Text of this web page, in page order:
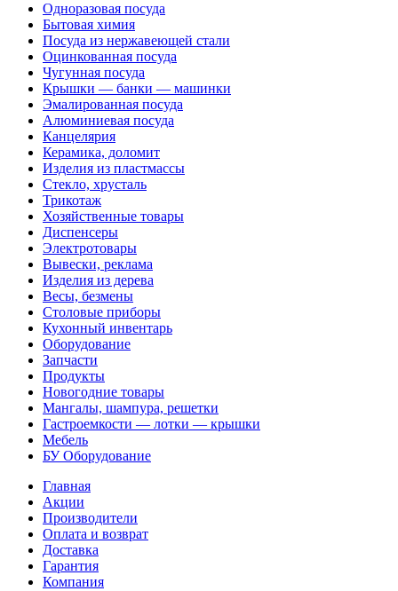
Одноразовая посуда
Бытовая химия
Посуда из нержавеющей стали
Оцинкованная посуда
Чугунная посуда
Крышки — банки — машинки
Эмалированная посуда
Алюминиевая посуда
Канцелярия
Керамика, доломит
Изделия из пластмассы
Стекло, хрусталь
Трикотаж
Хозяйственные товары
Диспенсеры
Электротовары
Вывески, реклама
Изделия из дерева
Весы, безмены
Столовые приборы
Кухонный инвентарь
Оборудование
Запчасти
Продукты
Новогодние товары
Мангалы, шампура, решетки
Гастроемкости — лотки — крышки
Мебель
БУ Оборудование
Главная
Акции
Производители
Оплата и возврат
Доставка
Гарантия
Компания